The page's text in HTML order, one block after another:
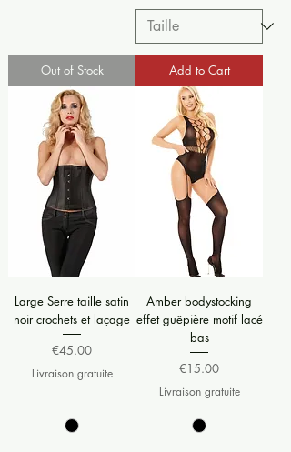
Out of Stock Add to Cart
Large Serre taille satin
noir crochets et laçage
Price
€45.00
Livraison gratuite
Amber bodystocking
effet guêpière motif lacé
bas
Price
€15.00
Livraison gratuite